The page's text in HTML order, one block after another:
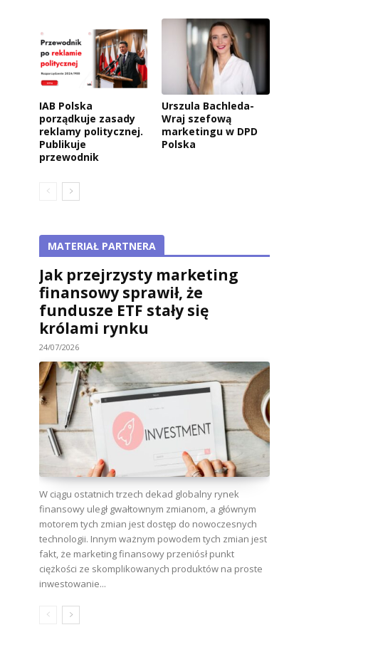
IAB Polska
porządkuje zasady
reklamy politycznej.
Publikuje
przewodnik
Urszula Bachleda-
Wraj szefową
marketingu w DPD
Polska
MATERIAŁ PARTNERA
Jak przejrzysty marketing
finansowy sprawił, że
fundusze ETF stały się
królami rynku
24/07/2026
W ciągu ostatnich trzech dekad globalny rynek
finansowy uległ gwałtownym zmianom, a głównym
motorem tych zmian jest dostęp do nowoczesnych
technologii. Innym ważnym powodem tych zmian jest
fakt, że marketing finansowy przeniósł punkt
ciężkości ze skomplikowanych produktów na proste
inwestowanie...